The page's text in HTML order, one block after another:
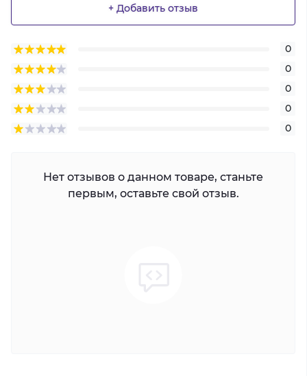
+ Добавить отзыв
0
0
0
0
0
Нет отзывов о данном товаре, станьте
первым, оставьте свой отзыв.